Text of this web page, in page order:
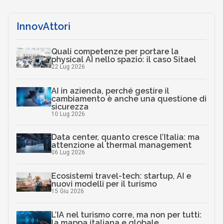
InnovAttori
Quali competenze per portare la
physical AI nello spazio: il caso Sitael
22 Lug 2026
AI in azienda, perché gestire il
cambiamento è anche una questione di
sicurezza
10 Lug 2026
Data center, quanto cresce l’Italia: ma
attenzione al thermal management
06 Lug 2026
Ecosistemi travel-tech: startup, AI e
nuovi modelli per il turismo
15 Giu 2026
L’IA nel turismo corre, ma non per tutti: